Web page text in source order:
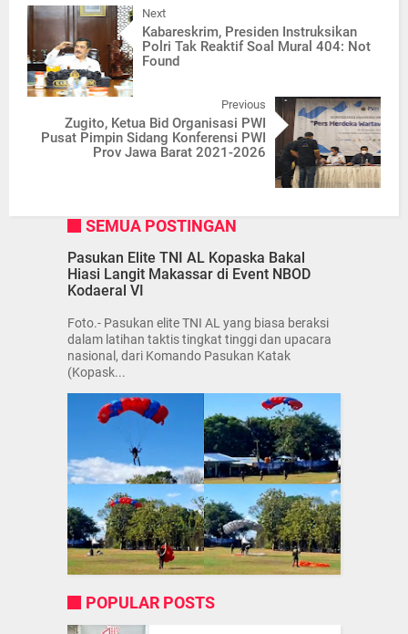
Next
Kabareskrim, Presiden Instruksikan
Polri Tak Reaktif Soal Mural 404: Not
Found
Previous
Zugito, Ketua Bid Organisasi PWI
Pusat Pimpin Sidang Konferensi PWI
Prov Jawa Barat 2021-2026
SEMUA POSTINGAN
Pasukan Elite TNI AL Kopaska Bakal
Hiasi Langit Makassar di Event NBOD
Kodaeral VI
Foto.- Pasukan elite TNI AL yang biasa beraksi
dalam latihan taktis tingkat tinggi dan upacara
nasional, dari Komando Pasukan Katak
(Kopask...
POPULAR POSTS